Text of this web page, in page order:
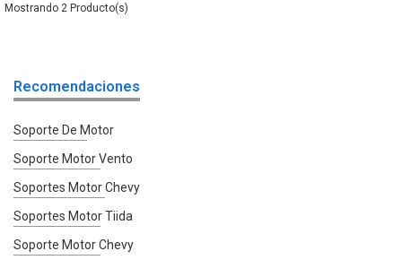
2
Recomendaciones
Soporte De Motor
Soporte Motor Vento
Soportes Motor Chevy
Soportes Motor Tiida
Soporte Motor Chevy